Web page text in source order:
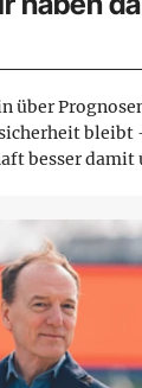
über
bleibt
besser damit